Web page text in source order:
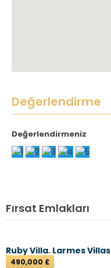
Değerlendirme
Değerlendirmeniz
Fırsat Emlakları
Ruby Villa. Larmes Villas
490,000 £